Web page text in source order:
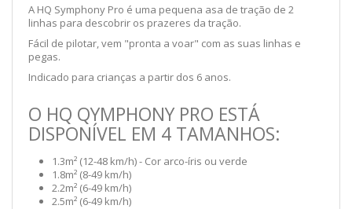
A HQ Symphony Pro é uma pequena asa de tração de 2
linhas para descobrir os prazeres da tração.
Fácil de pilotar, vem "pronta a voar" com as suas linhas e
pegas.
Indicado para crianças a partir dos 6 anos.
O HQ QYMPHONY PRO ESTÁ
DISPONÍVEL EM 4 TAMANHOS:
1.3m² (12-48 km/h) - Cor arco-íris ou verde
1.8m² (8-49 km/h)
2.2m² (6-49 km/h)
2.5m² (6-49 km/h)